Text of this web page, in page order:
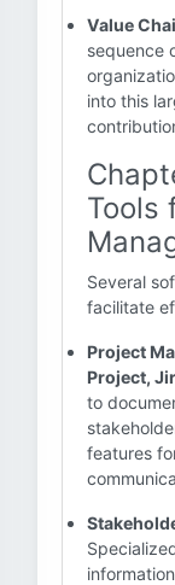
Value
sequence
into this
Tools
Several
facilitate
Project
Project,
to
features